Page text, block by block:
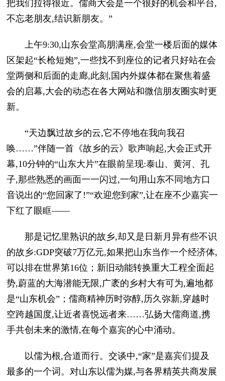
把我们拉得很近。儒商大会是一个很好的机会和平台,
不忘老朋友,结识新朋友。”
上午9:30,山东会堂高朋满座,会堂一楼后面的媒体
区架起“长枪短炮”,一些找不到座位的记者只好站在会
堂两侧和后面的走廊,此刻,国内外媒体都在聚焦着盛
会的启幕,大会的动态在各大网站和微信朋友圈实时更
新。
“天边飘过故乡的云,它不停地在我向我召
唤……”伴随一首《故乡的云》歌声响起,大会正式开
幕,10分钟的“山东大片”在眼前呈现:泰山、黄河、孔
子,那些熟悉的画面一一闪过,一句用山东不同地方口
音说出的“您回家了!”“欢迎您到家”,让在座不少嘉宾一
下红了眼眶——
那是记忆里熟识的故乡,却又是日新月异有些不识
的故乡:GDP突破7万亿元,如果把山东当作一个经济体,
可以排在世界第16位；新旧动能转换重大工程全面起
势,蔚蓝的大海潜能无限,广袤的乡村大有可为,遍地都
是“山东机会”；儒商精神历时弥醇,历久弥新,穿越时
空跨越国度,让近者喜悦远者来……弘扬大儒商道,携
手共创未来的激情,在每个嘉宾的心中涌动。
以儒为根,合道而行。交谈中,“家”是嘉宾们提及
最多的一个词。对山东以儒为媒,与各界精英共商发展